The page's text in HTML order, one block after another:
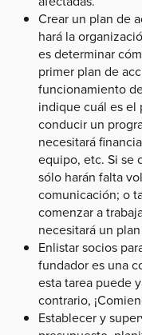
Crear un plan de
hará la
es determinar
primer plan de
funcionamiento
indique cuál es el
conducir un
necesitará
equipo, etc. Si se
sólo harán falta
comunicación; o
comenzar a
necesitará un
Enlistar socios
fundador es una
esta tarea puede
contrario,
Establecer y